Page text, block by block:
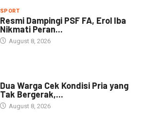
SPORT
Resmi Dampingi PSF FA, Erol Iba
Nikmati Peran...
August 8, 2026
Dua Warga Cek Kondisi Pria yang
Tak Bergerak,...
August 8, 2026